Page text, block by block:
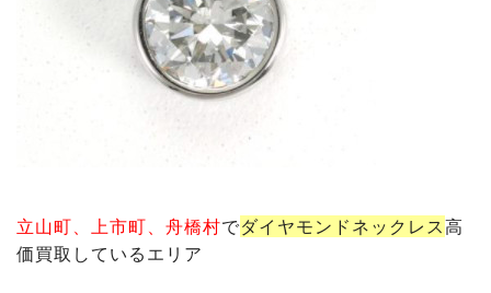
立山町、上市町、舟橋村でダイヤモンド ネックレス高
価買取しているエリア